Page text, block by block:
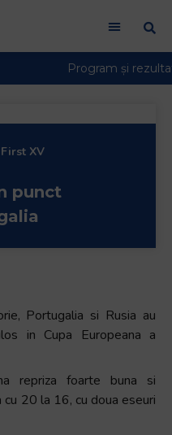
First XV
punct
Portugalia si Rusia au
in Cupa Europeana a
repriza foarte buna si
cu 20 la 16, cu doua eseuri